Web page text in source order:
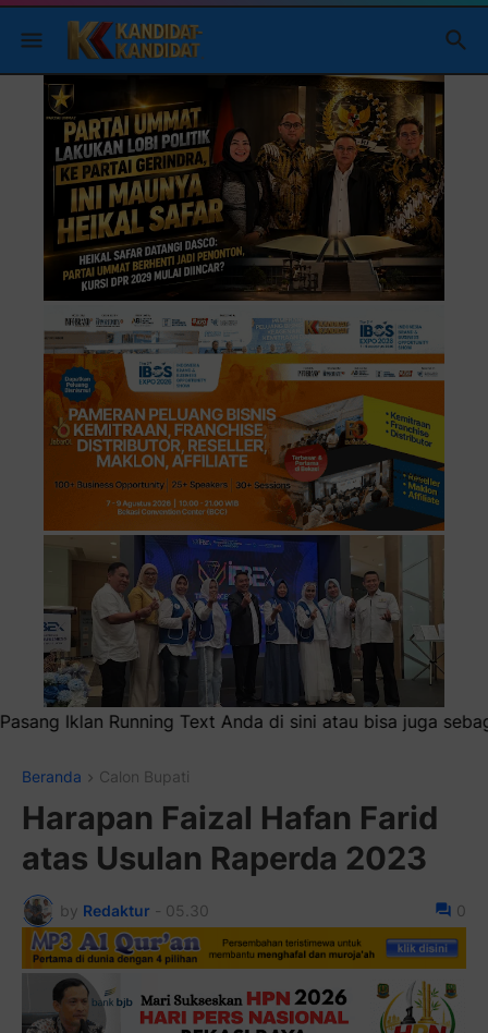
di sini atau bisa juga sebagai iklan headliner di atas
Beranda Calon Bupati
Harapan Faizal Hafan Farid
atas Usulan Raperda 2023
by Redaktur - 05.30 0